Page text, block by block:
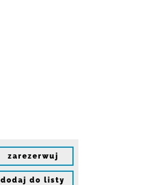
zarezerwuj
dodaj do listy